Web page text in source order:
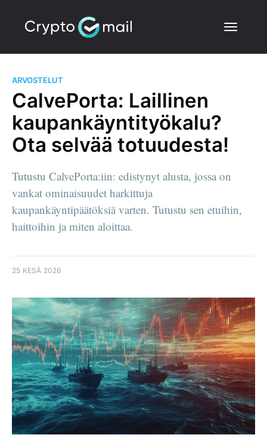
ARVOSTELUT
CalvePorta: Laillinen
kaupankäyntityökalu?
Ota selvää totuudesta!
Tutustu CalvePorta:iin: edistynyt alusta, jossa on
vankat ominaisuudet harkittuja
kaupankäyntipäätöksiä varten. Tutustu sen etuihin,
haittoihin ja miten aloittaa.
25 KESÄ 2026